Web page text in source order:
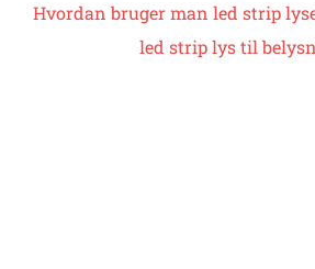
Hvordan bruger man led strip
led strip lys til